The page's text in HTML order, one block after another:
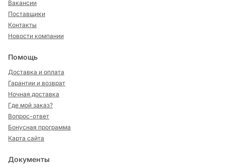
Вакансии
Поставщики
Контакты
Новости компании
Помощь
Доставка и оплата
Гарантии и возврат
Ночная доставка
Где мой заказ?
Вопрос-ответ
Бонусная программа
Карта сайта
Документы